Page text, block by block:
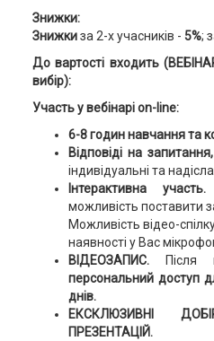
Знижки:
Знижкиза 2-х учасників - 5%;
До вартості входить
вибір):
Участь у вебінарі on-line:
6-8 годин навчання та
Відповіді на
індивідуальні та
Інтерактивна
можливість поставити
Можливість відео-
наявності у Вас
ВІДЕОЗАПИС.
Після
персональний доступ
днів.
ЕКСКЛЮЗИВНІ
ПРЕЗЕНТАЦІЙ.